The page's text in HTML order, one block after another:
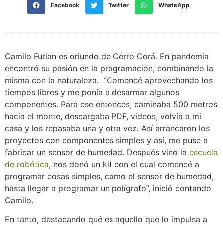
Facebook Twitter WhatsApp
Camilo Furlan es oriundo de Cerro Corá. En pandemia
encontró su pasión en la programación, combinando la
misma con la naturaleza. “Comencé aprovechando los
tiempos libres y me ponía a desarmar algunos
componentes. Para ese entonces, caminaba 500 metros
hacia el monte, descargaba PDF, videos, volvía a mi
casa y los repasaba una y otra vez. Así arrancaron los
proyectos con componentes simples y así, me puse a
fabricar un sensor de humedad. Después vino la escuela
de robótica, nos donó un kit con el cual comencé a
programar cosas simples, como el sensor de humedad,
hasta llegar a programar un polígrafo”, inició contando
Camilo.
En tanto, destacando qué es aquello que lo impulsa a